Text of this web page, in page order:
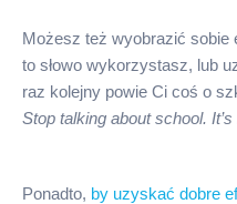
Możesz też wyobrazić sobie
to słowo wykorzystasz, lub
raz kolejny powie Ci coś o
Stop talking about school. It’s
Ponadto, by uzyskać dobre